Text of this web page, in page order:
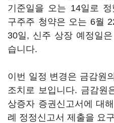
기준일을 오는 14일로
구주주 청약은 오는 6월
30일, 신주 상장 예정일
습니다.
이번 일정 변경은 금감원
조치로 보입니다. 금감원
상증자 증권신고서에 대
례 정정신고서 제출을 요